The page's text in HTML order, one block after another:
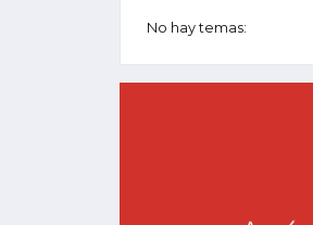
No hay temas: